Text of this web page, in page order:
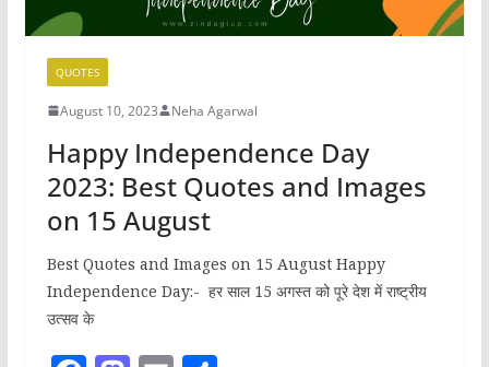
QUOTES
August 10, 2023 Neha Agarwal
Happy Independence Day
2023: Best Quotes and Images
on 15 August
Best Quotes and Images on 15 August Happy
Independence Day:- हर साल 15 अगस्त को पूरे देश में राष्ट्रीय
उत्सव के